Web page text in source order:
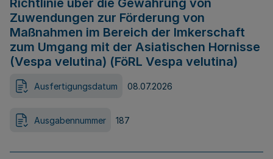
Richtlinie über die Gewährung von
Zuwendungen zur Förderung von
Maßnahmen im Bereich der Imkerschaft
zum Umgang mit der Asiatischen Hornisse
(Vespa velutina) (FöRL Vespa velutina)
Ausfertigungsdatum 08.07.2026
Ausgabennummer 187